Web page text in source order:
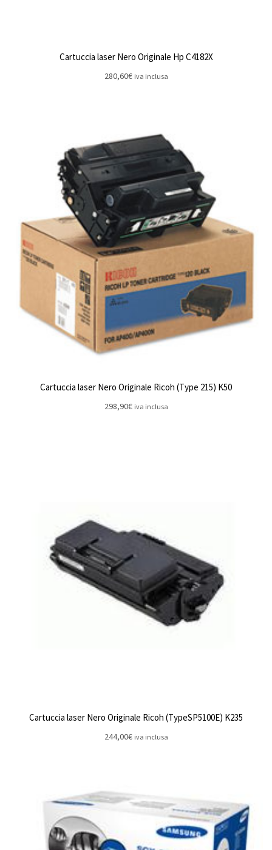
Cartuccia laser Nero Originale Hp C4182X
280,60€ iva inclusa
Cartuccia laser Nero Originale Ricoh (Type 215) K50
298,90€ iva inclusa
Cartuccia laser Nero Originale Ricoh (TypeSP5100E) K235
244,00€ iva inclusa